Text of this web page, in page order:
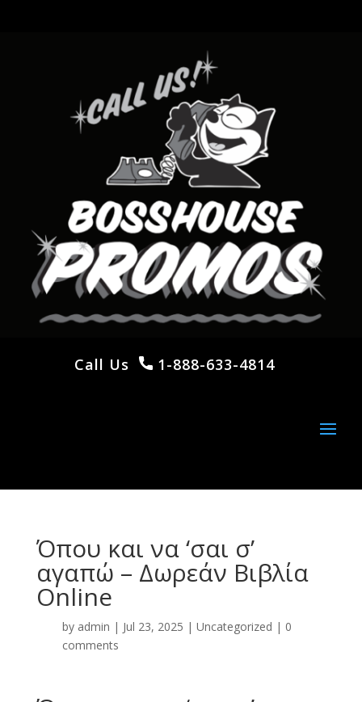
Call Us 1-888-633-4814
Όπου και να ‘σαι σ’
αγαπώ – Δωρεάν Βιβλία
Online
by admin | Jul 23, 2025 | Uncategorized | 0
comments